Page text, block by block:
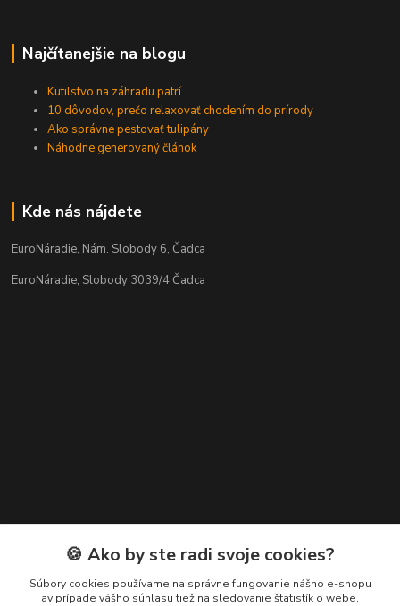
Najčítanejšie na blogu
Kutilstvo na záhradu patrí
10 dôvodov, prečo relaxovať chodením do prírody
Ako správne pestovať tulipány
Náhodne generovaný článok
Kde nás nájdete
EuroNáradie, Nám. Slobody 6, Čadca
EuroNáradie, Slobody 3039/4 Čadca
Kontakty
Zákaznícka podpora EuroNáradie
+421 911 629 846
🍪 Ako by ste radi svoje cookies?
Súbory cookies používame na správne fungovanie nášho e-shopu
av prípade vášho súhlasu tiež na sledovanie štatistík o webe,